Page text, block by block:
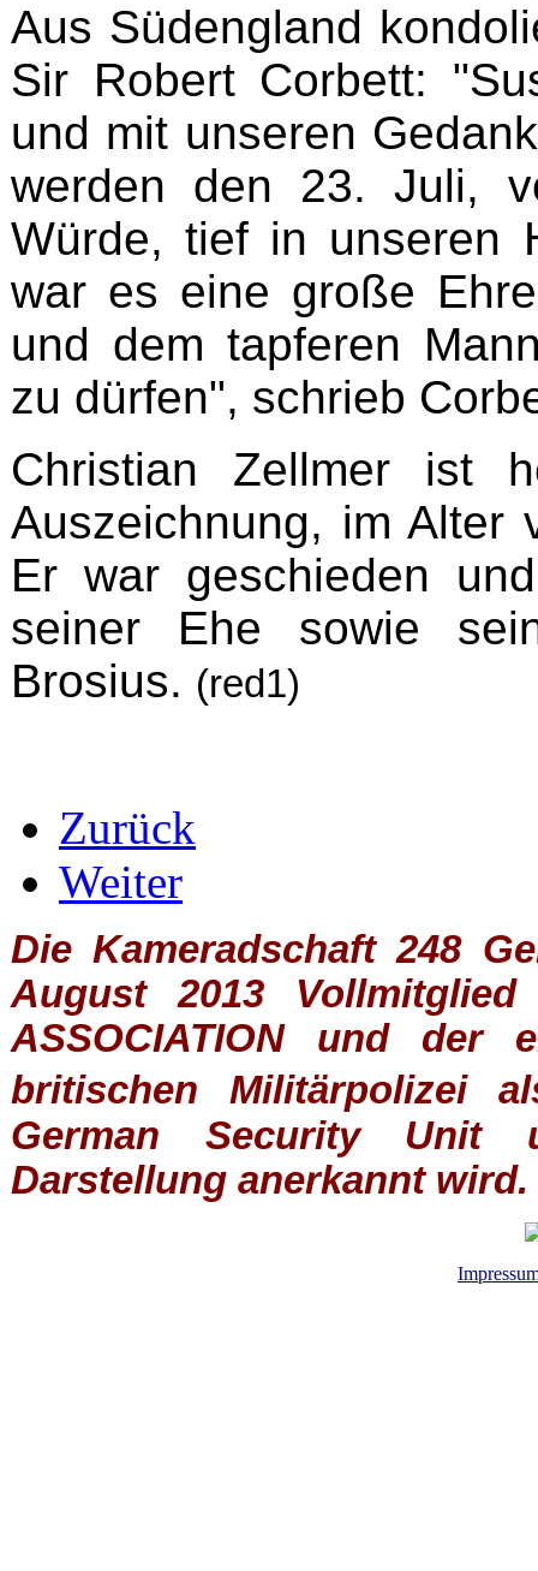
Aus Südengland
Sir Robert Corbett:
und mit unseren
werden den 23. Juli,
Würde, tief in unseren
war es eine große
und dem tapferen
zu dürfen", schrieb
Christian Zellmer ist
Auszeichnung, im Alter
Er war geschieden
seiner Ehe sowie
Brosius. (red1)
Zurück
Weiter
Die Kameradschaft 248
August 2013
ASSOCIATIONund der
britischen
Militärpolizei
German Security Unit
Darstellung anerkannt wird.